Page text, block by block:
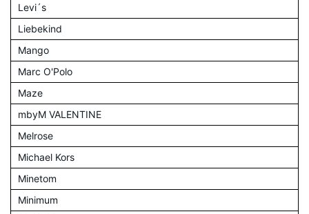
Levi´s
Liebekind
Mango
Marc O'Polo
Maze
mbyM VALENTINE
Melrose
Michael Kors
Minetom
Minimum